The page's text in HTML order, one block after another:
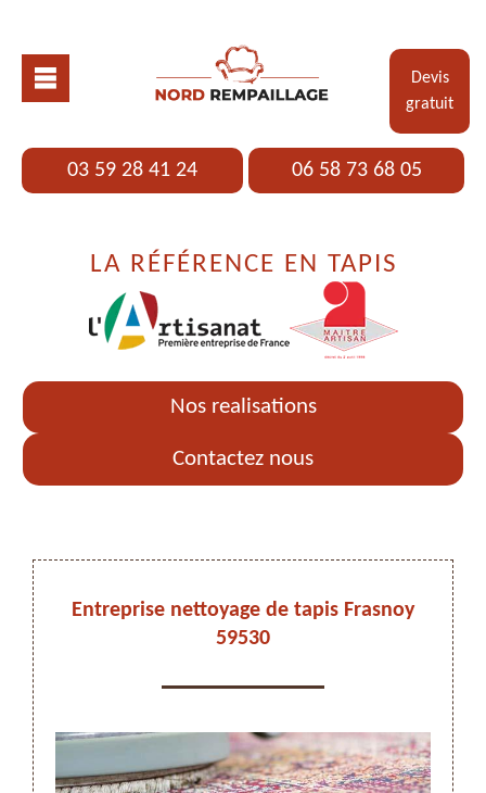
Devis
gratuit
03 59 28 41 24 06 58 73 68 05
LA RÉFÉRENCE EN TAPIS
Nos realisations
Contactez nous
Entreprise nettoyage de tapis Frasnoy
59530